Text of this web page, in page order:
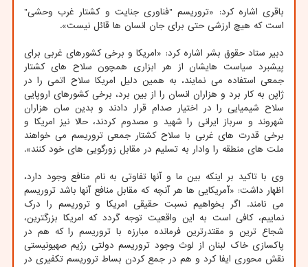
باقری اشاره کرد: «تروریسم "فناوری جنایت و کشتار غرب وحشی"
است که هیچ ارزشی حتی برای جان انسان ها قائل نیست».
دبیر ستاد حقوق بشر اشاره کرد: «امریکا و برخی کشورهای غربی برای
پیشبرد سیاست هایشان از هر ابزاری همچون سلاح های کشتار
جمعی استفاده می نمایند، به همین دلیل امریکا سلاح اتمی را در
ژاپن به کار برد و هزاران انسان را از بین برد، برخی کشورهای اروپایی
سلاح شیمیایی را در اختیار صدام قرار دادند و بدین سان هزاران
شهروند و سرباز ایرانی را شهید و مصدوم کردند، حالا نیز امریکا و
برخی قدرت های غربی با سلاح کشتار جمعی تروریسم می خواهند
ملت های منطقه را وادار به تسلیم در مقابل زورگویی های خود کنند».
وی با تاکید بر اینکه بین ما و آنها تفاوتی به نام منافع وجود دارد،
اظهار داشت: «آمریکایی ها هر آنچه که مقابل منافع آنها باشد تروریسم
می نامند. اگر بخواهیم نسبت حقیقی امریکا و تروریسم را درک
نماییم، کافی است به این واقعیت توجه گردد که امریکا بزرگترین،
شجاع ترین و مقتدرترین فرمانده مبارزه با تروریسم را که هم در
پاکسازی خاک لبنان از لوث وجود تروریسم دولتی رژیم صهیونیستی
نقش محوری ایفا کرد و هم در جمع کردن بساط تروریسم تکفیری در